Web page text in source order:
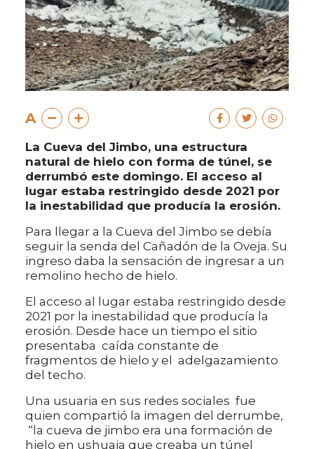
A
La Cueva del Jimbo, una estructura
natural de hielo con forma de túnel, se
derrumbó este domingo. El acceso al
lugar estaba restringido desde 2021 por
la inestabilidad que producía la erosión.
Para llegar a la Cueva del Jimbo se debía
seguir la senda del Cañadón de la Oveja. Su
ingreso daba la sensación de ingresar a un
remolino hecho de hielo.
El acceso al lugar estaba restringido desde
2021 por la inestabilidad que producía la
erosión. Desde hace un tiempo el sitio
presentaba caída constante de
fragmentos de hielo y el adelgazamiento
del techo.
Una usuaria en sus redes sociales fue
quien compartió la imagen del derrumbe,
“la cueva de jimbo era una formación de
hielo en ushuaia que creaba un túnel